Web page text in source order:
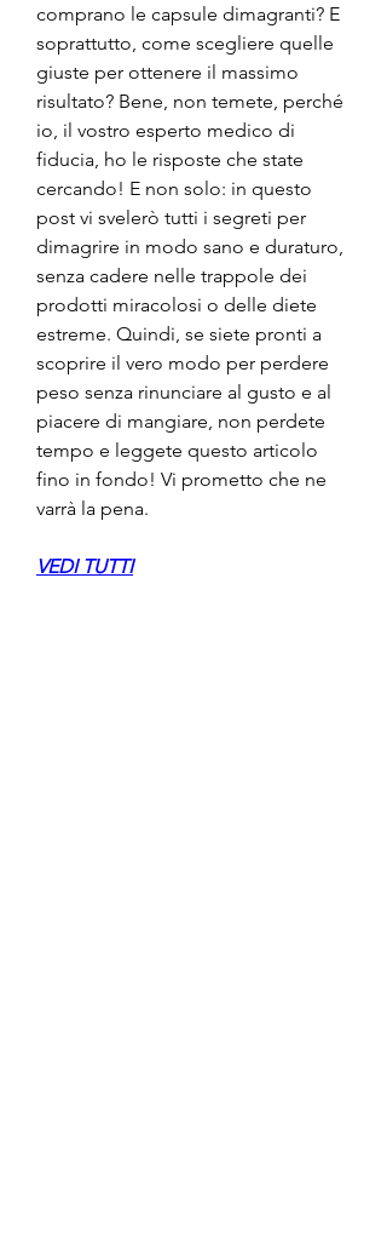
comprano le capsule dimagranti? E
soprattutto, come scegliere quelle
giuste per ottenere il massimo
risultato? Bene, non temete, perché
io, il vostro esperto medico di
fiducia, ho le risposte che state
cercando! E non solo: in questo
post vi svelerò tutti i segreti per
dimagrire in modo sano e duraturo,
senza cadere nelle trappole dei
prodotti miracolosi o delle diete
estreme. Quindi, se siete pronti a
scoprire il vero modo per perdere
peso senza rinunciare al gusto e al
piacere di mangiare, non perdete
tempo e leggete questo articolo
fino in fondo! Vi prometto che ne
varrà la pena.
VEDI TUTTI